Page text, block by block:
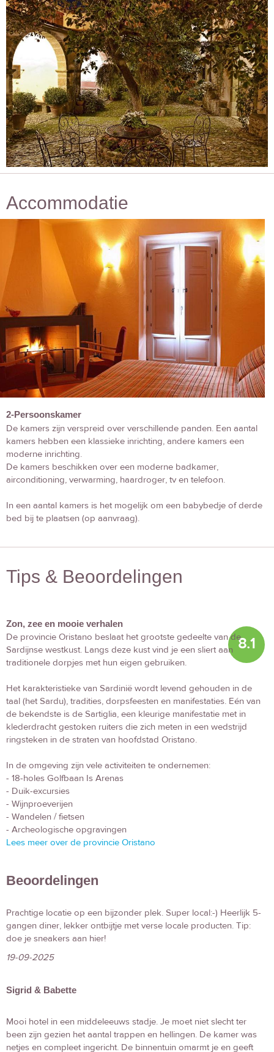
Accommodatie
2-Persoonskamer
De kamers zijn verspreid over verschillende panden. Een aantal
kamers hebben een klassieke inrichting, andere kamers een
moderne inrichting.
De kamers beschikken over een moderne badkamer,
airconditioning, verwarming, haardroger, tv en telefoon.
In een aantal kamers is het mogelijk om een babybedje of derde
bed bij te plaatsen (op aanvraag).
Tips & Beoordelingen
8.1
Zon, zee en mooie verhalen
De provincie Oristano beslaat het grootste gedeelte van de
Sardijnse westkust. Langs deze kust vind je een sliert aan
traditionele dorpjes met hun eigen gebruiken.
Het karakteristieke van Sardinië wordt levend gehouden in de
taal (het Sardu), tradities, dorpsfeesten en manifestaties. Eén van
de bekendste is de Sartiglia, een kleurige manifestatie met in
klederdracht gestoken ruiters die zich meten in een wedstrijd
ringsteken in de straten van hoofdstad Oristano.
In de omgeving zijn vele activiteiten te ondernemen:
- 18-holes Golfbaan Is Arenas
- Duik-excursies
- Wijnproeverijen
- Wandelen / fietsen
- Archeologische opgravingen
Lees meer over de provincie Oristano
Beoordelingen
Prachtige locatie op een bijzonder plek. Super local:-) Heerlijk 5-
gangen diner, lekker ontbijtje met verse locale producten. Tip:
doe je sneakers aan hier!
19-09-2025
Sigrid & Babette
Mooi hotel in een middeleeuws stadje. Je moet niet slecht ter
been zijn gezien het aantal trappen en hellingen. De kamer was
netjes en compleet ingericht. De binnentuin omarmt je en geeft